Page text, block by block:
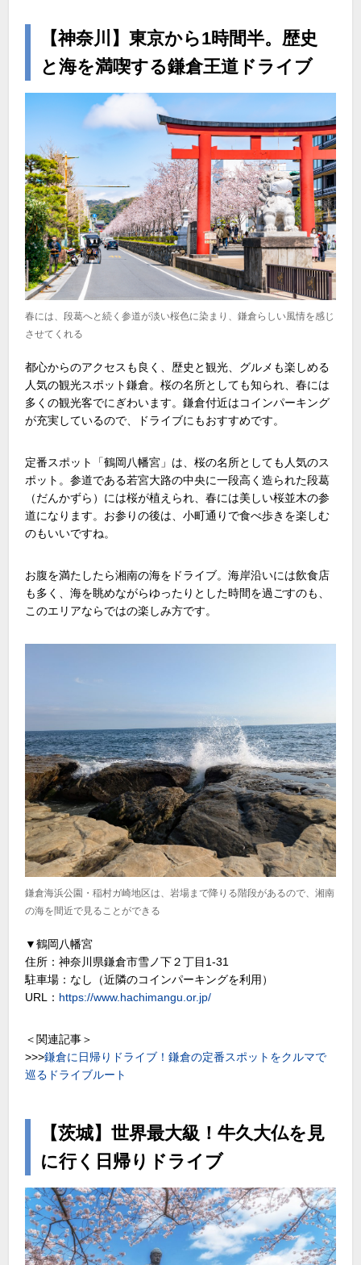
【神奈川】東京から1時間半。歴史
と海を満喫する鎌倉王道ドライブ
春には、段葛へと続く参道が淡い桜色に染まり、鎌倉らしい風情を感じ
させてくれる
都心からのアクセスも良く、歴史と観光、グルメも楽しめる
人気の観光スポット鎌倉。桜の名所としても知られ、春には
多くの観光客でにぎわいます。鎌倉付近はコインパーキング
が充実しているので、ドライブにもおすすめです。
定番スポット「鶴岡八幡宮」は、桜の名所としても人気のス
ポット。参道である若宮大路の中央に一段高く造られた段葛
（だんかずら）には桜が植えられ、春には美しい桜並木の参
道になります。お参りの後は、小町通りで食べ歩きを楽しむ
のもいいですね。
お腹を満たしたら湘南の海をドライブ。海岸沿いには飲食店
も多く、海を眺めながらゆったりとした時間を過ごすのも、
このエリアならではの楽しみ方です。
鎌倉海浜公園・稲村ガ崎地区は、岩場まで降りる階段があるので、湘南
の海を間近で見ることができる
▼鶴岡八幡宮
住所：神奈川県鎌倉市雪ノ下２丁目1-31
駐車場：なし（近隣のコインパーキングを利用）
URL： https://www.hachimangu.or.jp/
＜関連記事＞
>>>鎌倉に日帰りドライブ！鎌倉の定番スポットをクルマで
巡るドライブルート
【茨城】世界最大級！牛久大仏を見
に行く日帰りドライブ